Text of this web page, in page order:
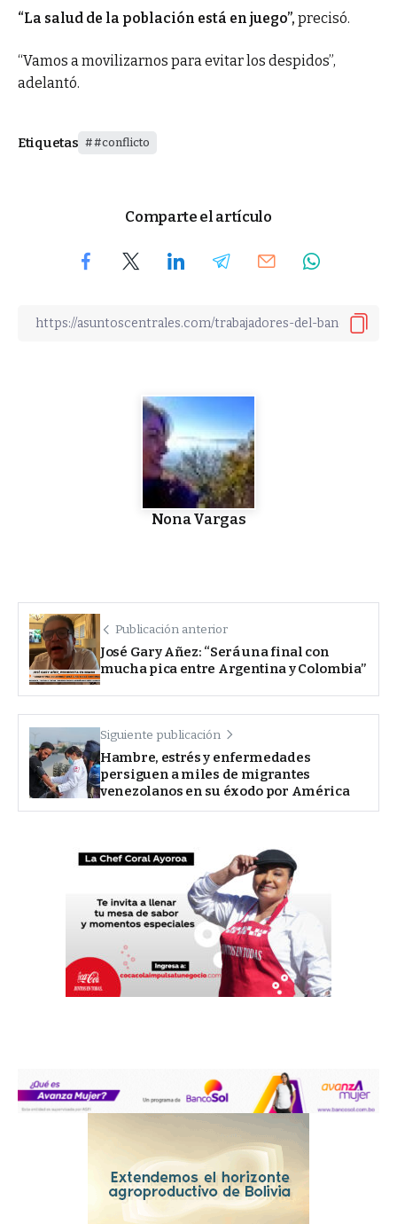
“La salud de la población está en juego”, precisó.
“Vamos a movilizarnos para evitar los despidos”,
adelantó.
Etiquetas #conflicto
Comparte el artículo
Nona Vargas
Publicación anterior
José Gary Añez: “Será una final con
mucha pica entre Argentina y Colombia”
Siguiente publicación
Hambre, estrés y enfermedades
persiguen a miles de migrantes
venezolanos en su éxodo por América